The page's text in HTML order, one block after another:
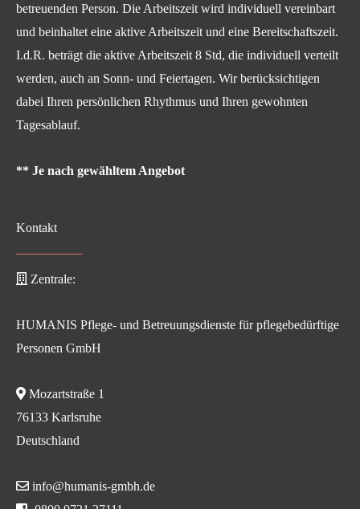
betreuenden Person. Die Arbeitszeit wird individuell vereinbart
und beinhaltet eine aktive Arbeitszeit und eine Bereitschaftszeit.
I.d.R. beträgt die aktive Arbeitszeit 8 Std, die individuell verteilt
werden, auch an Sonn- und Feiertagen. Wir berücksichtigen
dabei Ihren persönlichen Rhythmus und Ihren gewohnten
Tagesablauf.
** Je nach gewähltem Angebot
Kontakt
Zentrale:
HUMANIS Pflege- und Betreuungsdienste für pflegebedürftige
Personen GmbH
Mozartstraße 1
76133 Karlsruhe
Deutschland
info@humanis-gmbh.de